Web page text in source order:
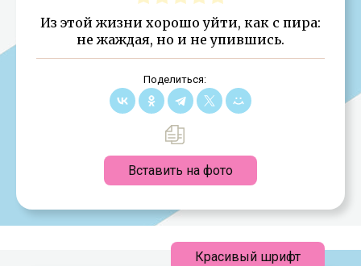
Из этой жизни хорошо уйти, как с пира:
не жаждая, но и не упившись.
Поделиться:
Вставить на фото
Красивый шрифт